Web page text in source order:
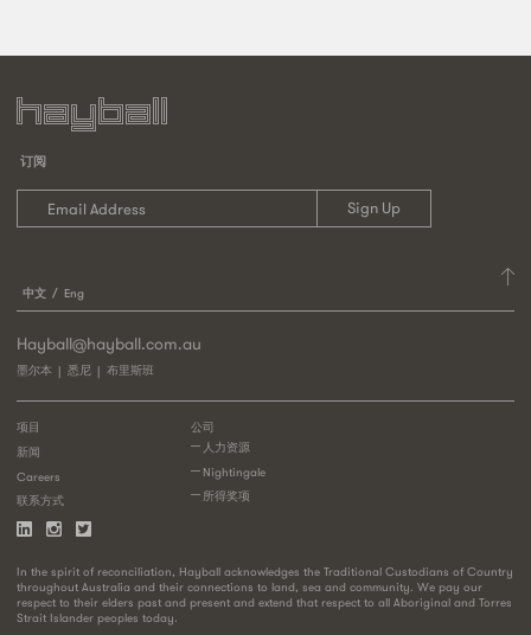
订阅
中文 Eng
Hayball@hayball.com.au
墨尔本 悉尼 布里斯班
公司
人力资源
Nightingale
所得奖项
项目
新闻
Careers
联系方式
In the spirit of reconciliation, Hayball acknowledges the Traditional Custodians of Country
throughout Australia and their connections to land, sea and community. We pay our
respect to their elders past and present and extend that respect to all Aboriginal and Torres
Strait Islander peoples today.